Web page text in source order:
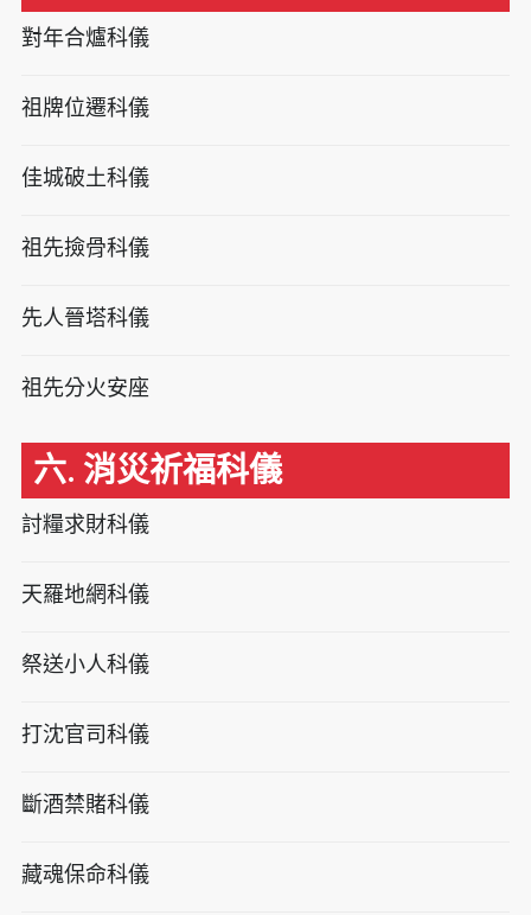
對年合爐科儀
祖牌位遷科儀
佳城破土科儀
祖先撿骨科儀
先人晉塔科儀
祖先分火安座
六. 消災祈福科儀
討糧求財科儀
天羅地網科儀
祭送小人科儀
打沈官司科儀
斷酒禁賭科儀
藏魂保命科儀